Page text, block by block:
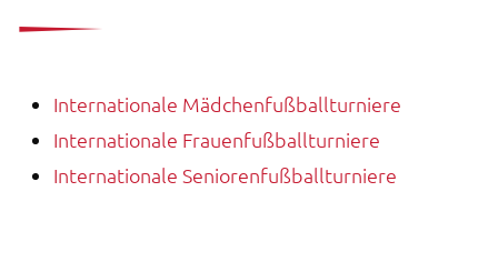
Internationale Mädchenfußballturniere
Internationale Frauenfußballturniere
Internationale Seniorenfußballturniere